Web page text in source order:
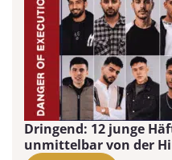
Dringend: 12 junge
unmittelbar von der